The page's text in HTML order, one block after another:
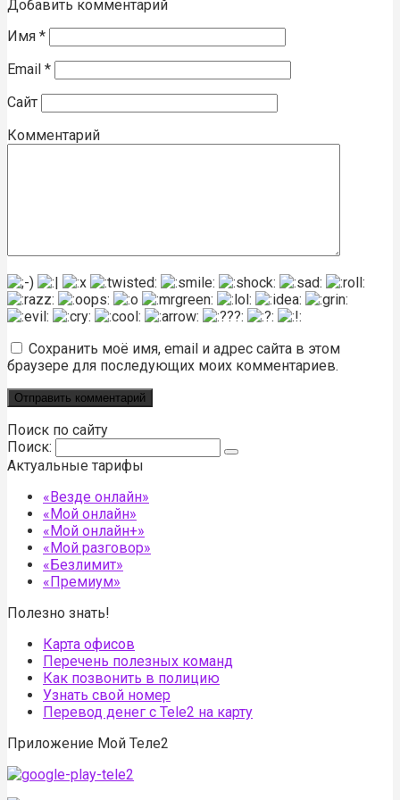
Добавить комментарий
Имя *
Email *
Сайт
Комментарий
Сохранить моё имя, email и адрес сайта в этом
браузере для последующих моих комментариев.
Поиск по сайту
Поиск:
Актуальные тарифы
«Везде онлайн»
«Мой онлайн»
«Мой онлайн+»
«Мой разговор»
«Безлимит»
«Премиум»
Полезно знать!
Карта офисов
Перечень полезных команд
Как позвонить в полицию
Узнать свой номер
Перевод денег с Tele2 на карту
Приложение Мой Теле2